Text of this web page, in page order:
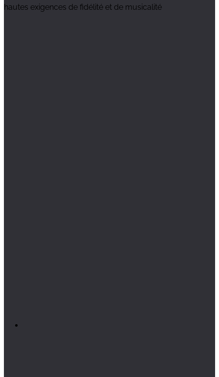
hautes exigences de fidélité et de musicalité